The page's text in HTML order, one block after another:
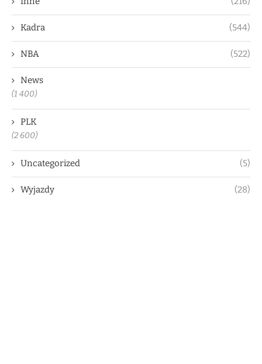
Kadra (544)
NBA (522)
News
(1 400)
PLK
(2 600)
Uncategorized (5)
Wyjazdy (28)